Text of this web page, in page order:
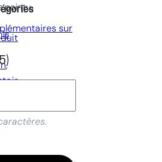
pointu.
sur
),